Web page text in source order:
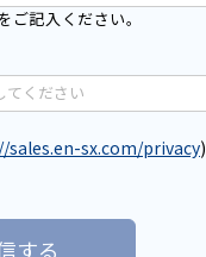
記入ください。
sales.en-sx.com/privacy)